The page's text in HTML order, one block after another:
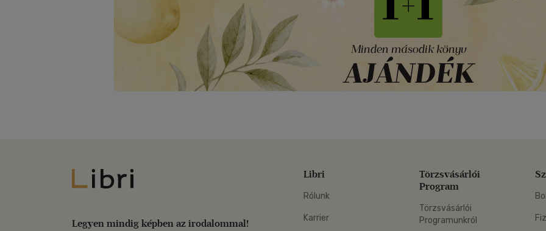
Libri
Legyen mindig képben az irodalommal!
Libri
Rólunk
Karrier
Törzsvásárlói
Program
Törzsvásárlói
Programunkról